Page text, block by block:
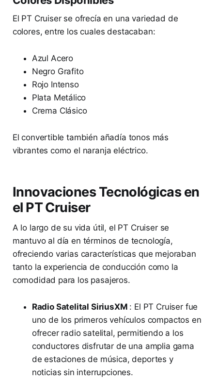
El PT Cruiser se ofrecía en una variedad de
colores, entre los cuales destacaban:
Azul Acero
Negro Grafito
Rojo Intenso
Plata Metálico
Crema Clásico
El convertible también añadía tonos más
vibrantes como el naranja eléctrico.
Innovaciones Tecnológicas en
el PT Cruiser
A lo largo de su vida útil, el PT Cruiser se
mantuvo al día en términos de tecnología,
ofreciendo varias características que mejoraban
tanto la experiencia de conducción como la
comodidad para los pasajeros.
Radio Satelital SiriusXM : El PT Cruiser fue
uno de los primeros vehículos compactos en
ofrecer radio satelital, permitiendo a los
conductores disfrutar de una amplia gama
de estaciones de música, deportes y
noticias sin interrupciones.